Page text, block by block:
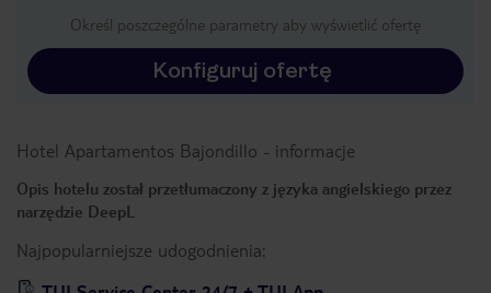
Określ poszczególne parametry aby wyświetlić ofertę
Konfiguruj ofertę
Hotel Apartamentos Bajondillo - informacje
Opis hotelu został przetłumaczony z języka angielskiego przez
narzędzie DeepL
Najpopularniejsze udogodnienia: